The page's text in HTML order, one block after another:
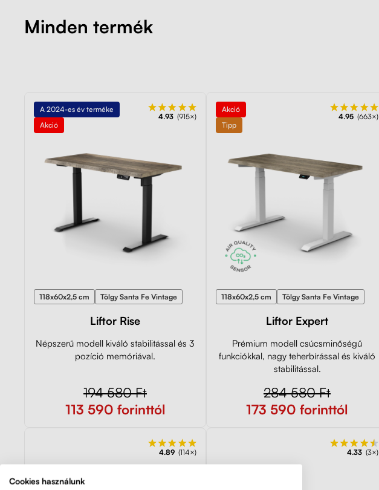
Minden termék
A 2024-es év terméke
Akció
4.93 (915×)
118x60x2,5 cm Tölgy Santa Fe Vintage
Liftor Rise
Népszerű modell kiváló stabilitással és 3
pozíció memóriával.
194 580 Ft
113 590 forinttól
Akció
Tipp
4.95 (663×)
118x60x2,5 cm Tölgy Santa Fe Vintage
Liftor Expert
Prémium modell csúcsminőségű
funkciókkal, nagy teherbírással és kiváló
stabilitással.
284 580 Ft
173 590 forinttól
4.89 (114×) 4.33 (3×)
Cookies használunk